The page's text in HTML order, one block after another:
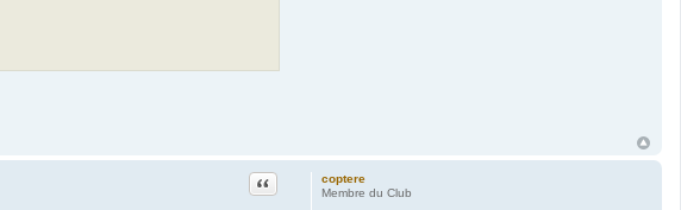
coptere
Membre du Club
Citation